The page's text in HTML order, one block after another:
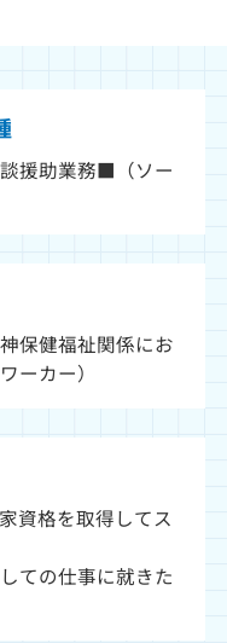
援助業務■（ソー
保健福祉関係にお
ーカー）
資格を取得してス
ての仕事に就きた